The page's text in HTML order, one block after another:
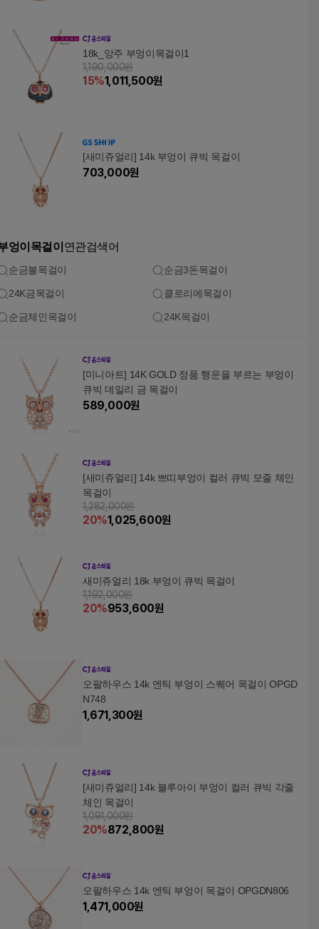
18k_앙주 부엉이목걸이1
1,190,000원
15%1,011,500원
[새미쥬얼리] 14k 부엉이 큐빅 목걸이
703,000원
엉이목걸이 연관검색어
순금볼목걸이 순금3돈목걸이
24K금목걸이 클로리에목걸이
순금체인목걸이 24K목걸이
[미니아트] 14K GOLD 정품 행운을 부르는 부엉이
큐빅 데일리 금 목걸이
589,000원
[새미쥬얼리] 14k 쁘띠부엉이 컬러 큐빅 모줄 체인
목걸이
1,282,000원
20%1,025,600원
새미쥬얼리 18k 부엉이 큐빅 목걸이
1,192,000원
20%953,600원
오팔하우스 14k 엔틱 부엉이 스퀘어 목걸이 OPGD
N748
1,671,300원
[새미쥬얼리] 14k 블루아이 부엉이 컬러 큐빅 각줄
체인 목걸이
1,091,000원
20%872,800원
오팔하우스 14k 엔틱 부엉이 목걸이 OPGDN806
1,471,000원